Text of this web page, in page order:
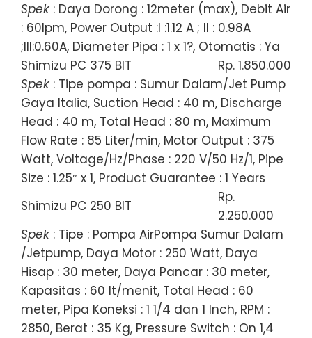
Spek : Daya Dorong : 12meter (max), Debit Air
: 60lpm, Power Output :I :1.12 A ; II : 0.98A
;III:0.60A, Diameter Pipa : 1 x 1?, Otomatis : Ya
Shimizu PC 375 BIT
Rp. 1.850.000
Spek : Tipe pompa : Sumur Dalam/Jet Pump
Gaya Italia, Suction Head : 40 m, Discharge
Head : 40 m, Total Head : 80 m, Maximum
Flow Rate : 85 Liter/min, Motor Output : 375
Watt, Voltage/Hz/Phase : 220 V/50 Hz/1, Pipe
Size : 1.25″ x 1, Product Guarantee : 1 Years
Shimizu PC 250 BIT
Rp.
2.250.000
Spek : Tipe : Pompa AirPompa Sumur Dalam
/Jetpump, Daya Motor : 250 Watt, Daya
Hisap : 30 meter, Daya Pancar : 30 meter,
Kapasitas : 60 lt/menit, Total Head : 60
meter, Pipa Koneksi : 1 1/4 dan 1 Inch, RPM :
2850, Berat : 35 Kg, Pressure Switch : On 1,4